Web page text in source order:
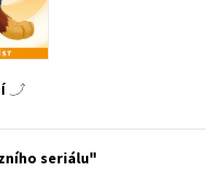
seriálu